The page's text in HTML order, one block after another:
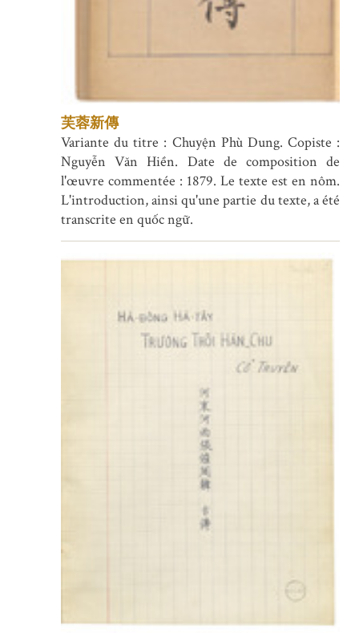
芙蓉新傳
Variante du titre : Chuyện Phù Dung. Copiste :
Nguyễn Văn Hiền. Date de composition de
l'œuvre commentée : 1879. Le texte est en nôm.
L'introduction, ainsi qu'une partie du texte, a été
transcrite en quốc ngữ.